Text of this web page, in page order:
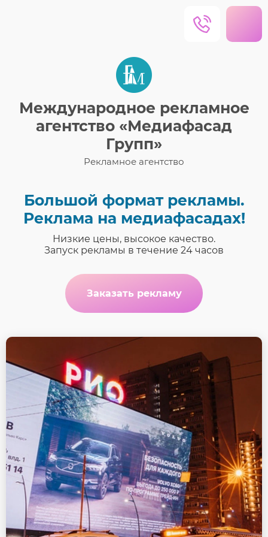
Международное рекламное
агентство «Медиафасад
Групп»
Рекламное агентство
Большой формат рекламы.
Реклама на медиафасадах!
Низкие цены, высокое качество.
Запуск рекламы в течение 24 часов
Заказать рекламу